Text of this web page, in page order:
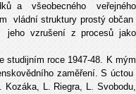
a všeobecného veřejného
vládní struktury prostý občan
vzrušení z procesů jako
roce 1947-48. K mým
zaměření. S úctou
L. Riegra, L. Svobodu,